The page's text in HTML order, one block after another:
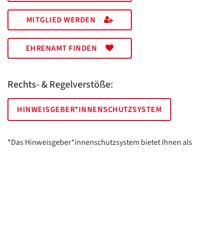
MITGLIED WERDEN
EHRENAMT FINDEN
Rechts- & Regelverstöße:
HINWEISGEBER*INNENSCHUTZSYSTEM
*Das Hinweisgeber*innenschutzsystem bietet Ihnen als